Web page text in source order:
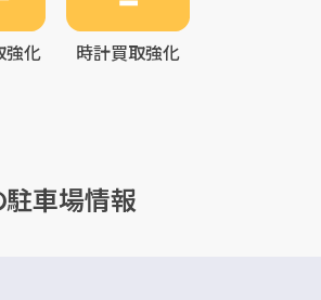
強化 時計買取強化
駐車場情報